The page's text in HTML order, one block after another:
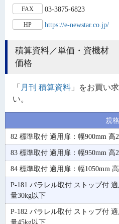
FAX 03-3875-6823
HP https://e-newstar.co.jp/
積算資料／単価・資機材
価格
「 月刊 積算資料 」をお買い
い。
規格
82 標準取付 適用扉：幅900mm 高
83 標準取付 適用扉：幅950mm 高
84 標準取付 適用扉：幅1050mm
P-181 パラレル取付 ストップ付
量30kg以下
P-182 パラレル取付 ストップ付
量45kg以下